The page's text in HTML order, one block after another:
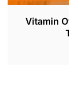
Vitamin